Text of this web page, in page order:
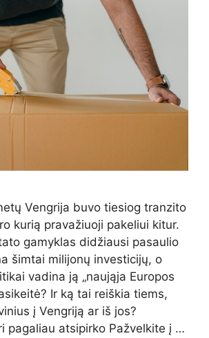
Vengrija buvo tiesiog tranzito
kurią pravažiuoji pakeliui kitur.
gamyklas didžiausi pasaulio
šimtai milijonų investicijų, o
vadina ją „naująja Europos
Ir ką tai reiškia tiems,
į Vengriją ar iš jos?
pagaliau atsipirko Pažvelkite į …